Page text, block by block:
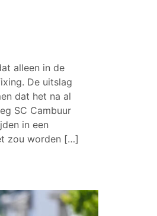
alleen in de
De uitslag
dat het na al
SC Cambuur
in een
zou worden […]